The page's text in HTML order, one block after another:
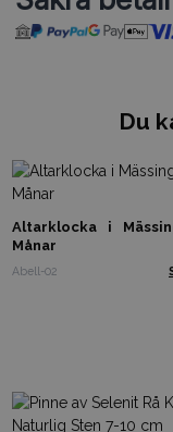
Du
Altarklocka i
Månar
Abell-02